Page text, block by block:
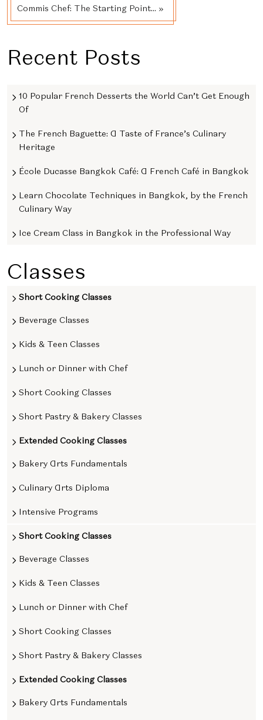
Commis Chef: The Starting Point... »
Recent Posts
10 Popular French Desserts the World Can’t Get Enough
Of
The French Baguette: A Taste of France’s Culinary
Heritage
École Ducasse Bangkok Café: A French Café in Bangkok
Learn Chocolate Techniques in Bangkok, by the French
Culinary Way
Ice Cream Class in Bangkok in the Professional Way
Classes
Short Cooking Classes
Beverage Classes
Kids & Teen Classes
Lunch or Dinner with Chef
Short Cooking Classes
Short Pastry & Bakery Classes
Extended Cooking Classes
Bakery Arts Fundamentals
Culinary Arts Diploma
Intensive Programs
Short Cooking Classes
Beverage Classes
Kids & Teen Classes
Lunch or Dinner with Chef
Short Cooking Classes
Short Pastry & Bakery Classes
Extended Cooking Classes
Bakery Arts Fundamentals